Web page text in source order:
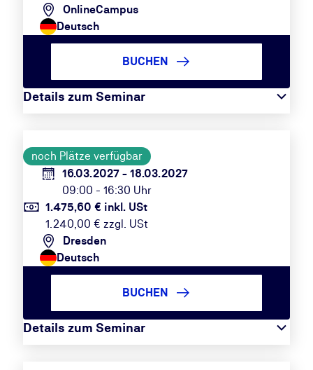
OnlineCampus
Deutsch
Details zum Seminar
BUCHEN
noch Plätze verfügbar
16.03.2027 - 18.03.2027
09:00 - 16:30 Uhr
1.475,60 € inkl. USt
1.240,00 € zzgl. USt
Dresden
Deutsch
Details zum Seminar
BUCHEN